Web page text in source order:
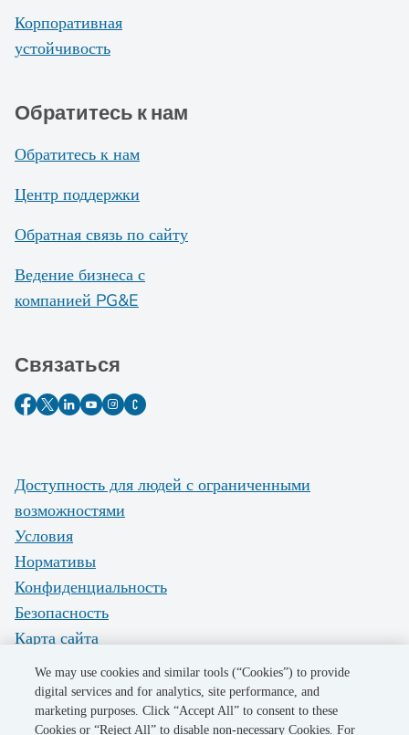
Корпоративная
устойчивость
Обратитесь к нам
Обратитесь к нам
Центр поддержки
Обратная связь по сайту
Ведение бизнеса с
компанией PG&E
Связаться
Доступность для людей с ограниченными
возможностями
Условия
Нормативы
Конфиденциальность
Безопасность
Карта сайта
Do Not Sell My Personal Information
©2026 Pacific Gas and Electric Company
We may use cookies and similar tools (“Cookies”) to provide
digital services and for analytics, site performance, and
marketing purposes. Click “Accept All” to consent to these
Cookies or “Reject All” to disable non-necessary Cookies. For